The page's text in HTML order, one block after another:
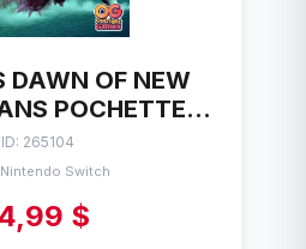
DAWN OF NEW
POCHETTE)
SWITCH
ID: 265104
Nintendo Switch
$